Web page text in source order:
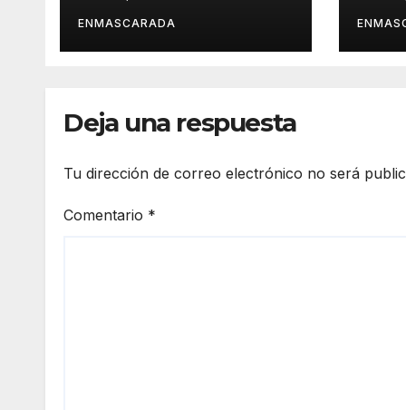
inolvidable
«Cristóbal Colón»
ENMASCARADA
Deja una respuesta
Tu dirección de correo electrónico no será
Comentario *